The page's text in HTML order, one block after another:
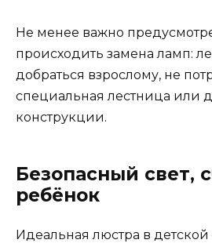
Не менее важно
происходить замена ламп:
добраться взрослому, не
специальная лестница или
конструкции.
Безопасный свет,
ребёнок
Идеальная люстра в детской